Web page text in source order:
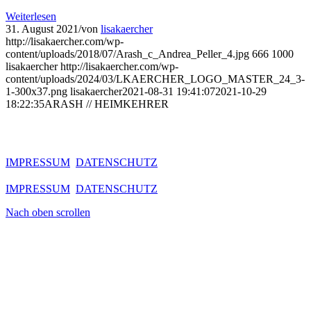
Weiterlesen
31. August 2021/von lisakaercher
http://lisakaercher.com/wp-
content/uploads/2018/07/Arash_c_Andrea_Peller_4.jpg 666 1000
lisakaercher http://lisakaercher.com/wp-
content/uploads/2024/03/LKAERCHER_LOGO_MASTER_24_3-
1-300x37.png lisakaercher2021-08-31 19:41:072021-10-29
18:22:35ARASH // HEIMKEHRER
IMPRESSUM DATENSCHUTZ
IMPRESSUM DATENSCHUTZ
Nach oben scrollen